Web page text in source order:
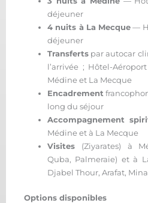
déjeuner
4 nuits à La Mecque—
déjeuner
Transferts par autocar
l’arrivée ; Hôtel-
Médine et La Mecque
Encadrement
long du séjour
Accompagnement
Médine et à La Mecque
Visites (Ziyarates) à
Quba, Palmeraie) et à
Djabel Thour, Arafat,
Options disponibles